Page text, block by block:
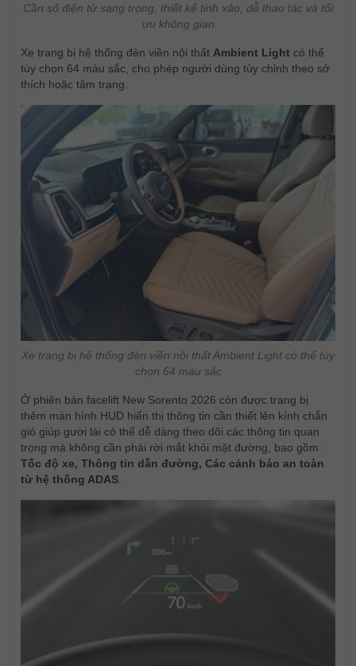
Cần số điện tử sang trọng, thiết kế tinh xảo, dễ thao tác và tối
ưu không gian
Xe trang bị hệ thống đèn viền nội thất Ambient Light có thể
tùy chọn 64 màu sắc, cho phép người dùng tùy chỉnh theo sở
thích hoặc tâm trạng.
Xe trang bị hệ thống đèn viền nội thất Ambient Light có thể tùy
chọn 64 màu sắc
Ở phiên bản facelift New Sorento 2026 còn được trang bị
thêm màn hình HUD hiển thị thông tin cần thiết lên kính chắn
gió giúp gười lái có thể dễ dàng theo dõi các thông tin quan
trọng mà không cần phải rời mắt khỏi mặt đường, bao gồm:
Tốc độ xe, Thông tin dẫn đường, Các cảnh báo an toàn
từ hệ thống ADAS